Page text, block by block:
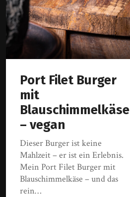
Port Filet Burger
mit
Blauschimmelkäse
– vegan
Dieser Burger ist keine
Mahlzeit – er ist ein Erlebnis.
Mein Port Filet Burger mit
Blauschimmelkäse – und das
rein…